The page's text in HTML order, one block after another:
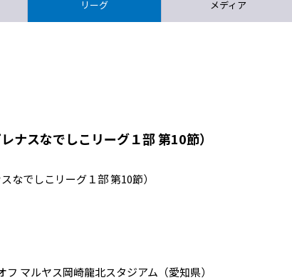
リーグ メディア
ナスなでしこリーグ１部 第10節）
なでしこリーグ１部 第10節）
フ マルヤス岡崎龍北スタジアム（愛知県）